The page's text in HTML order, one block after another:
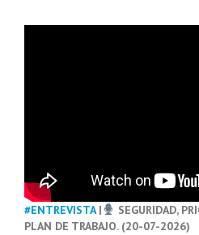
#ENTREVISTA|
SEGURIDAD,
PLAN DE TRABAJO. (20-07-2026)